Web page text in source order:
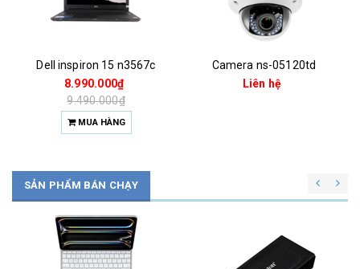
Camera ns-05120td
Liên hệ
Camera ns-05220td
Liên hệ
SẢN PHẨM BÁN CHẠY